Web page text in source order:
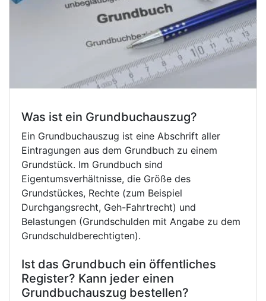
Was ist ein Grundbuchauszug?
Ein Grundbuchauszug ist eine Abschrift aller
Eintragungen aus dem Grundbuch zu einem
Grundstück. Im Grundbuch sind
Eigentumsverhältnisse, die Größe des
Grundstückes, Rechte (zum Beispiel
Durchgangsrecht, Geh-Fahrtrecht) und
Belastungen (Grundschulden mit Angabe zu dem
Grundschuldberechtigten).
Ist das Grundbuch ein öffentliches
Register? Kann jeder einen
Grundbuchauszug bestellen?